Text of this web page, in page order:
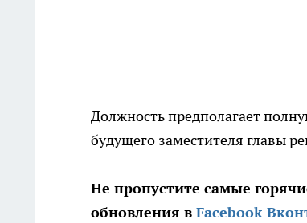
Должность предполагает
будущего заместителя главы
Не пропустите самые
обновления в Facebook